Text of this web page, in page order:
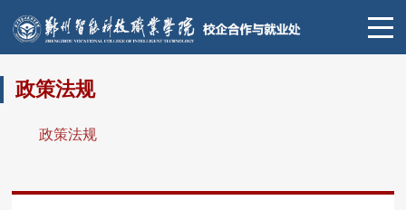
政策法规
政策法规